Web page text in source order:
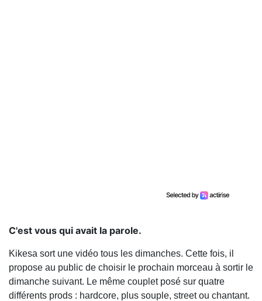
C'est vous qui avait la parole.
Kikesa sort une vidéo tous les dimanches. Cette fois, il
propose au public de choisir le prochain morceau à sortir le
dimanche suivant. Le même couplet posé sur quatre
différents prods : hardcore, plus souple, street ou chantant.